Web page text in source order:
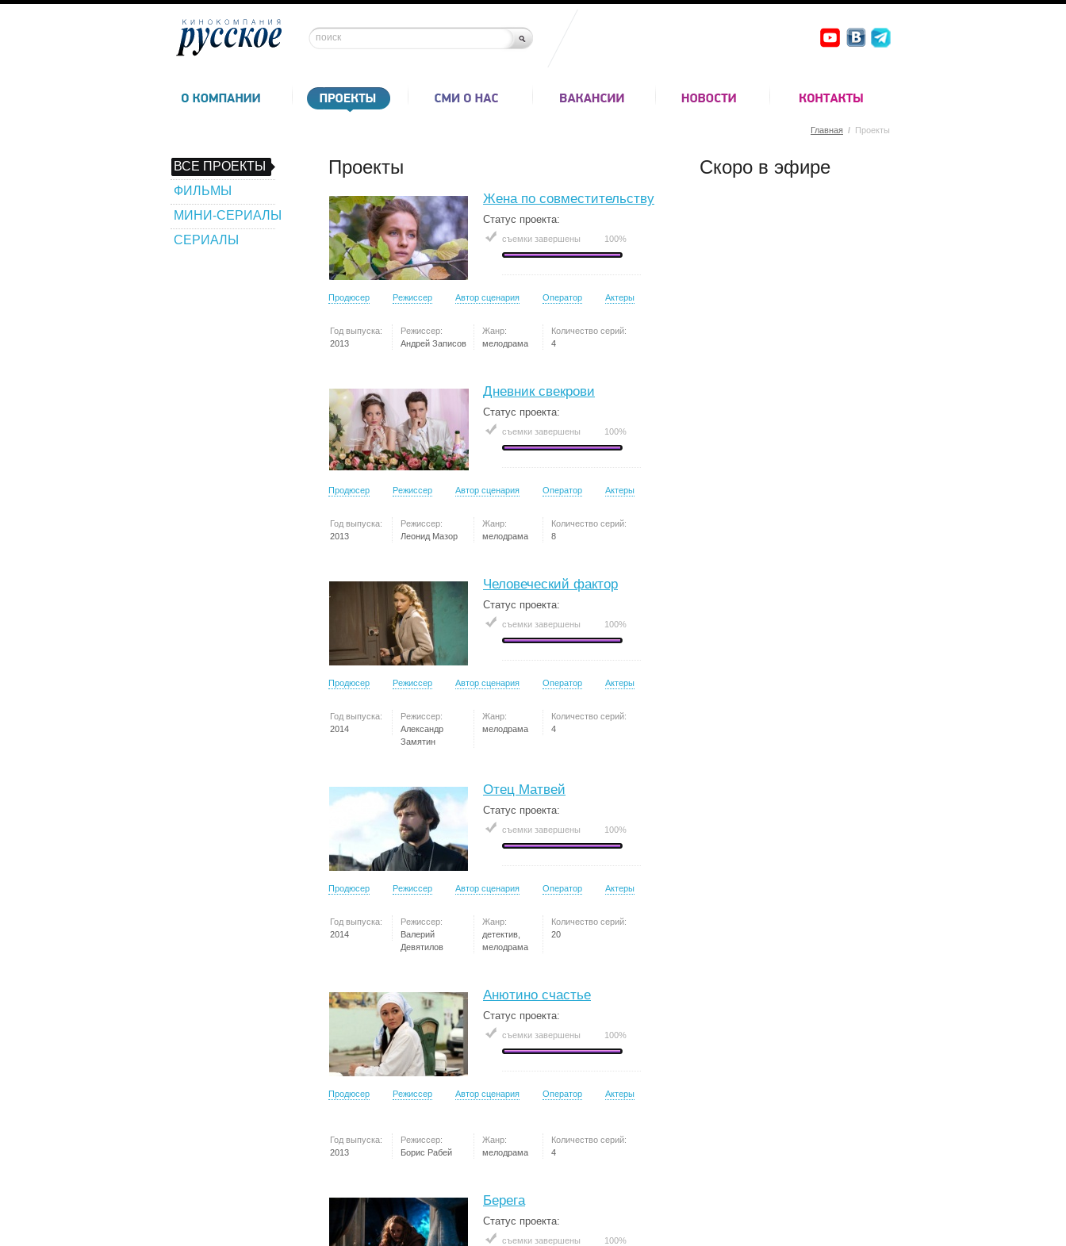
Главная / Проекты
ВСЕ ПРОЕКТЫ
ФИЛЬМЫ
МИНИ-СЕРИАЛЫ
СЕРИАЛЫ
Проекты
Жена по совместительству
Статус проекта:
съемки завершены 100%
Продюсер Режиссер Автор сценария Оператор Актеры
Год выпуска:
2013
Режиссер:
Андрей Записов
Жанр:
мелодрама
Количество серий:
4
Дневник свекрови
Статус проекта:
съемки завершены 100%
Продюсер Режиссер Автор сценария Оператор Актеры
Год выпуска:
2013
Режиссер:
Леонид Мазор
Жанр:
мелодрама
Количество серий:
8
Человеческий фактор
Статус проекта:
съемки завершены 100%
Продюсер Режиссер Автор сценария Оператор Актеры
Год выпуска:
2014
Режиссер:
Александр
Замятин
Жанр:
мелодрама
Количество серий:
4
Отец Матвей
Статус проекта:
съемки завершены 100%
Продюсер Режиссер Автор сценария Оператор Актеры
Год выпуска:
2014
Режиссер:
Валерий
Девятилов
Жанр:
детектив,
мелодрама
Количество серий:
20
Анютино счастье
Статус проекта:
съемки завершены 100%
Продюсер Режиссер Автор сценария Оператор Актеры
Год выпуска:
2013
Режиссер:
Борис Рабей
Жанр:
мелодрама
Количество серий:
4
Берега
Статус проекта:
съемки завершены 100%
Скоро в эфире